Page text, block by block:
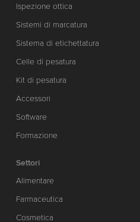
Ispezione ottica
Sistemi di marcatura
Sistema di etichettatura
Celle di pesatura
Kit di pesatura
Accessori
Software
Formazione
Settori
Alimentare
Farmaceutica
Cosmetica